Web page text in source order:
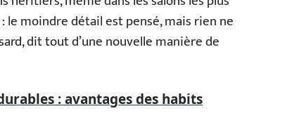
moindre détail est pensé, mais rien ne
dit tout d’une nouvelle manière de
: avantages des habits